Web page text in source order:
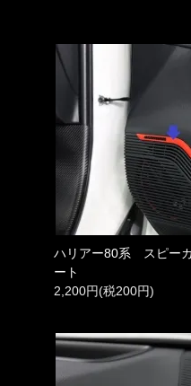
ハリアー80系 スピー
ート
2,200円(税200円)